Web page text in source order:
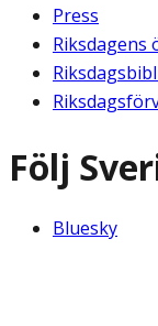
Press
Riksdagens
Följ
Bluesky